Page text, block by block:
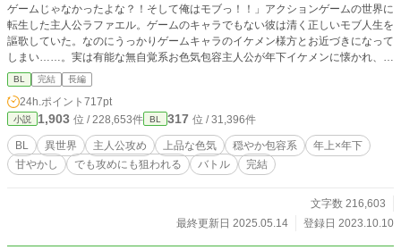
ゲームじゃなかったよな？！そして俺はモブっ！！」アクションゲームの世界に
転生した主人公ラファエル。ゲームのキャラでもない彼は清く正しいモブ人生を
謳歌していた。なのにうっかりゲームキャラのイケメン様方とお近づきになって
しまい……。実は有能な無自覚系お色気包容主人公が年下イケメンに懐かれ、最
強隊長には迫られ、しかも王子や戦闘部隊の面々にスカウトされます。受け、攻
め、人材としても色んな意味で突然のモテ期を迎えたラファエル。生態系トップ
のイケメン様たちに狙われたモブの運命は……？！固定ＣＰは主人公×年下侯爵
子息。くっついてからは甘めの溺愛。
BL 完結 長編
24h.ポイント 717pt
小説 1,903 位 / 228,653件 BL 317 位 / 31,396件
BL 異世界 主人公攻め 上品な色気 穏やか包容系
年上×年下
甘やかし
でも攻めにも狙われる バトル 完結
文字数 216,603
最終更新日 2025.05.14
登録日 2023.10.10